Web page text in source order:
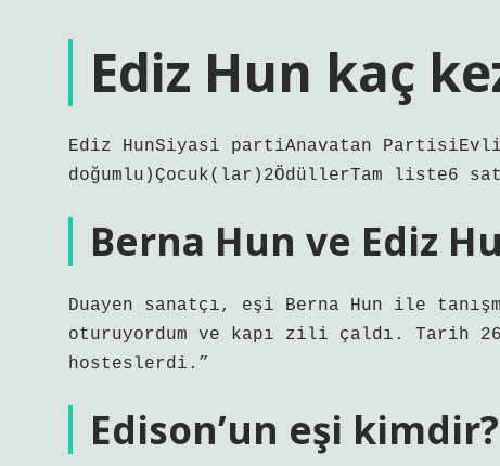
Ediz Hun kaç
Ediz HunSiyasi partiAnavatan
doğumlu)Çocuk(lar)2ÖdüllerTam liste6
Berna Hun ve Ediz
Duayen sanatçı, eşi Berna Hun ile
oturuyordum ve kapı zili çaldı. Tarih 26
hosteslerdi.”
Edison’un eşi kimdir?